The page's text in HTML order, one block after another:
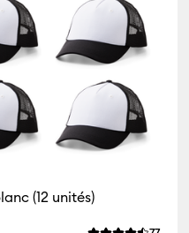
(12 unités)